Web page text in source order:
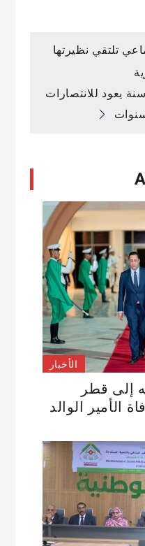
تلتقي نظيرتها
موريتانيا تحت 17 سنة يعود للانتصارات
الأخبار
إلى قطر
الأمير الوالد